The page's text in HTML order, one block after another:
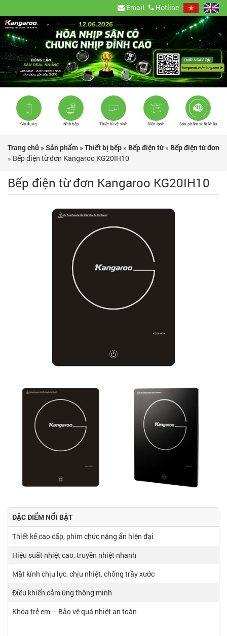
Email Hotline
Gia dụng Nhà bếp Thiết bị vệ sinh Điện lạnh Sản phẩm xuất khẩu
Trang chủ » Sản phẩm » Thiết bị bếp » Bếp điện từ» Bếp điện từ đơn
» Bếp điện từ đơn Kangaroo KG20IH10
Bếp điện từ đơn Kangaroo KG20IH10
ĐẶC ĐIỂM NỔI BẬT
Thiết kế cao cấp, phím chức năng ẩn hiện đại
Hiệu suất nhiệt cao, truyền nhiệt nhanh
Mặt kính chịu lực, chịu nhiệt, chống trầy xước
Điều khiển cảm ứng thông minh
Khóa trẻ em – Bảo vệ quá nhiệt an toàn